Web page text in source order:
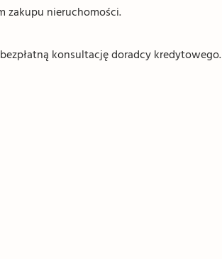
zakupu nieruchomości.
bezpłatną konsultację doradcy kredytowego.